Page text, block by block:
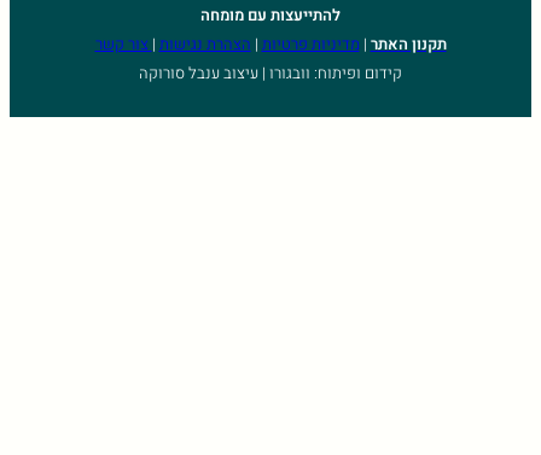
להתייעצות עם מומחה
תקנון האתר | מדיניות פרטיות | הצהרת נגישות | צור קשר
קידום ופיתוח: וובגורו | עיצוב ענבל סורוקה